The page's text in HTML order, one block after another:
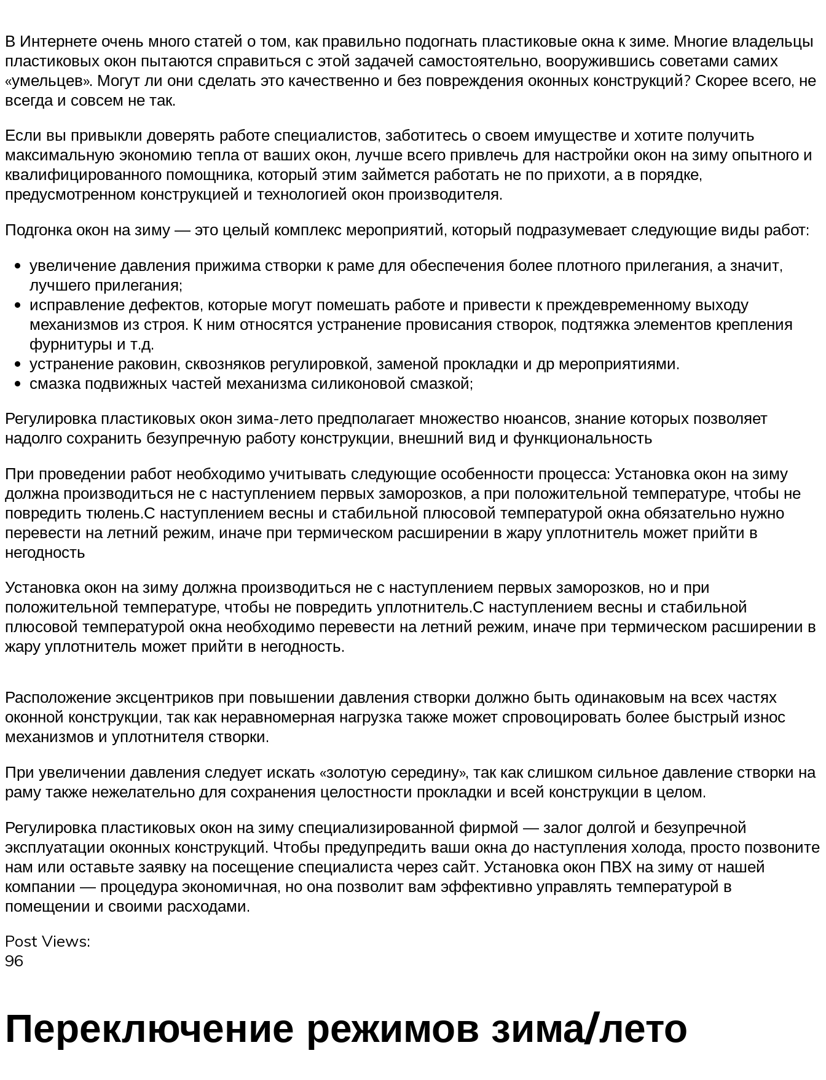
В Интернете очень много статей о том, как правильно подогнать пластиковые окна к зиме. Многие владельцы
пластиковых окон пытаются справиться с этой задачей самостоятельно, вооружившись советами самих
«умельцев». Могут ли они сделать это качественно и без повреждения оконных конструкций? Скорее всего, не
всегда и совсем не так.
Если вы привыкли доверять работе специалистов, заботитесь о своем имуществе и хотите получить
максимальную экономию тепла от ваших окон, лучше всего привлечь для настройки окон на зиму опытного и
квалифицированного помощника, который этим займется работать не по прихоти, а в порядке,
предусмотренном конструкцией и технологией окон производителя.
Подгонка окон на зиму — это целый комплекс мероприятий, который подразумевает следующие виды работ:
увеличение давления прижима створки к раме для обеспечения более плотного прилегания, а значит,
лучшего прилегания;
исправление дефектов, которые могут помешать работе и привести к преждевременному выходу
механизмов из строя. К ним относятся устранение провисания створок, подтяжка элементов крепления
фурнитуры и т.д.
устранение раковин, сквозняков регулировкой, заменой прокладки и др мероприятиями.
смазка подвижных частей механизма силиконовой смазкой;
Регулировка пластиковых окон зима-лето предполагает множество нюансов, знание которых позволяет
надолго сохранить безупречную работу конструкции, внешний вид и функциональность
При проведении работ необходимо учитывать следующие особенности процесса: Установка окон на зиму
должна производиться не с наступлением первых заморозков, а при положительной температуре, чтобы не
повредить тюлень.С наступлением весны и стабильной плюсовой температурой окна обязательно нужно
перевести на летний режим, иначе при термическом расширении в жару уплотнитель может прийти в
негодность
Установка окон на зиму должна производиться не с наступлением первых заморозков, но и при
положительной температуре, чтобы не повредить уплотнитель.С наступлением весны и стабильной
плюсовой температурой окна необходимо перевести на летний режим, иначе при термическом расширении в
жару уплотнитель может прийти в негодность.
Расположение эксцентриков при повышении давления створки должно быть одинаковым на всех частях
оконной конструкции, так как неравномерная нагрузка также может спровоцировать более быстрый износ
механизмов и уплотнителя створки.
При увеличении давления следует искать «золотую середину», так как слишком сильное давление створки на
раму также нежелательно для сохранения целостности прокладки и всей конструкции в целом.
Регулировка пластиковых окон на зиму специализированной фирмой — залог долгой и безупречной
эксплуатации оконных конструкций. Чтобы предупредить ваши окна до наступления холода, просто позвоните
нам или оставьте заявку на посещение специалиста через сайт. Установка окон ПВХ на зиму от нашей
компании — процедура экономичная, но она позволит вам эффективно управлять температурой в
помещении и своими расходами.
Post Views:
96
Переключение режимов зима/лето